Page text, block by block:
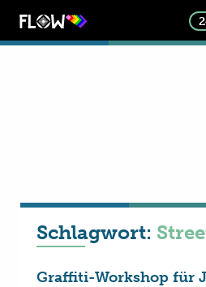
Schlagwort:
Graffiti-Workshop für